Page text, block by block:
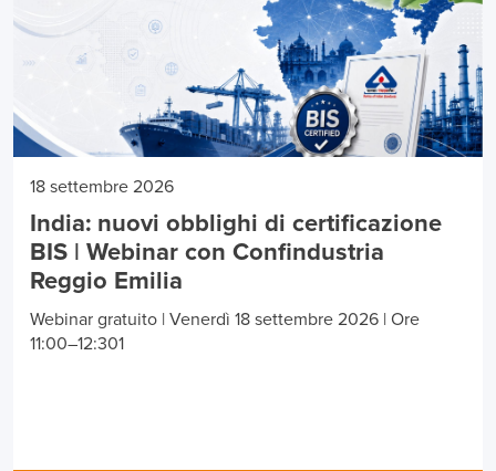
18 settembre 2026
India: nuovi obblighi di certificazione
BIS | Webinar con Confindustria
Reggio Emilia
Webinar gratuito | Venerdì 18 settembre 2026 | Ore
11:00–12:301